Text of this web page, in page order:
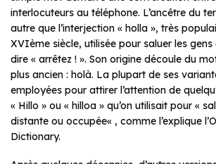
interlocuteurs au téléphone. L’ancêtre du
autre que l’interjection « holla », très
XVIème siècle, utilisée pour saluer les
dire « arrêtez ! ». Son origine découle du
plus ancien : holà. La plupart de ses
employées pour attirer l’attention de
« Hillo » ou « hilloa » qu’on utilisait pour «
distante ou occupée« , comme l’explique
Dictionary.